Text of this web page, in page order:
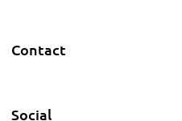
Contact
Social